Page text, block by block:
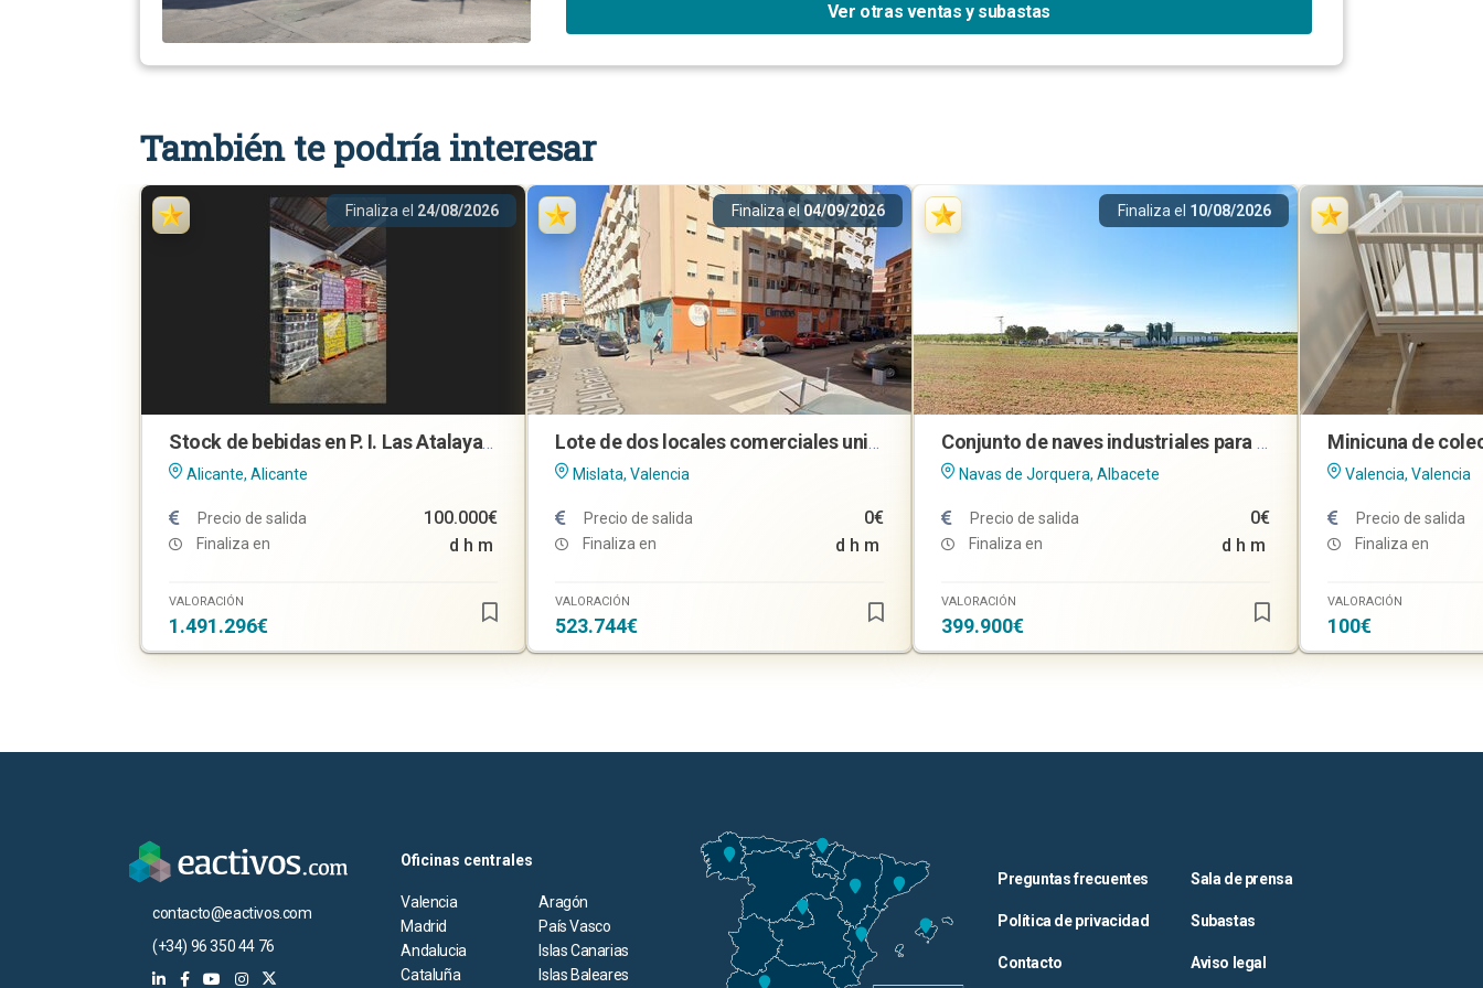
Ver otras ventas y subastas
También te podría interesar
Finaliza el 24/08/2026
Stock de bebidas en P. I. Las Atalayas, Alicante
Alicante, Alicante
Precio de salida 100.000€
Finaliza en d h m
VALORACIÓN
1.491.296€
Finaliza el 04/09/2026
Lote de dos locales comerciales unidos en Mislata (Valencia)
Mislata, Valencia
Precio de salida 0€
Finaliza en d h m
VALORACIÓN
523.744€
Finaliza el 10/08/2026
Conjunto de naves industriales para explotación cunícola en Navas de Jorquera (Albacete)
Navas de Jorquera, Albacete
Precio de salida 0€
Finaliza en d h m
VALORACIÓN
399.900€
Valencia, Valencia
Precio de salida
Finaliza en
VALORACIÓN
100€
contacto@eactivos.com
(+34) 96 350 44 76
Oficinas centrales
Valencia
Aragón
Madrid
País Vasco
Andalucia
Islas Canarias
Cataluña
Islas Baleares
Preguntas frecuentes Sala de prensa
Política de privacidad Subastas
Contacto Aviso legal